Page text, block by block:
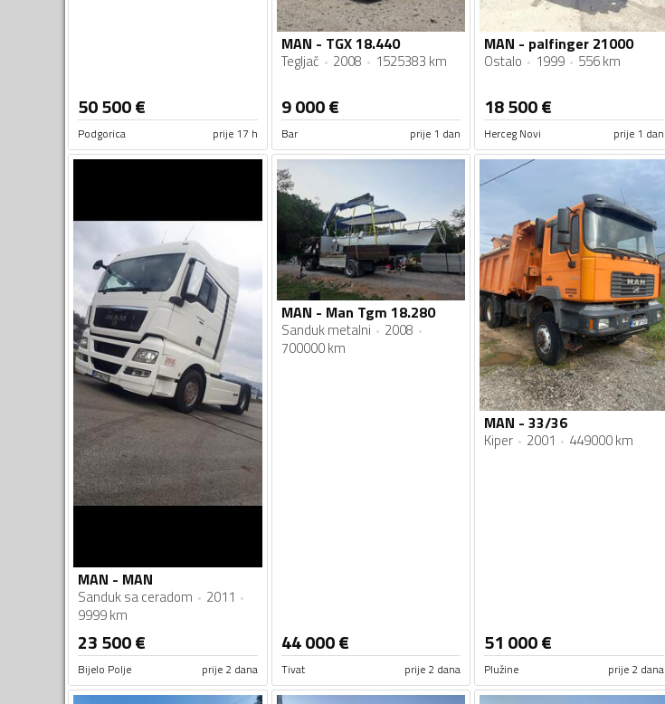
50 500€
Podgorica prije 17 h
MAN - TGX 18.440
Tegljač 2008 1525383 km
9 000€
Bar prije 1 dan
MAN - palfinger 21000
Ostalo 1999 556 km
18 500€
Herceg Novi prije 1 dan
MAN - MAN
Sanduk sa ceradom
2011
9999 km
23 500€
Bijelo Polje prije 2 dana
MAN - Man Tgm 18.280
Sanduk metalni
2008
700000 km
44 000€
Tivat prije 2 dana
MAN - 33/36
Kiper 2001 449000 km
51 000€
Plužine prije 2 dana